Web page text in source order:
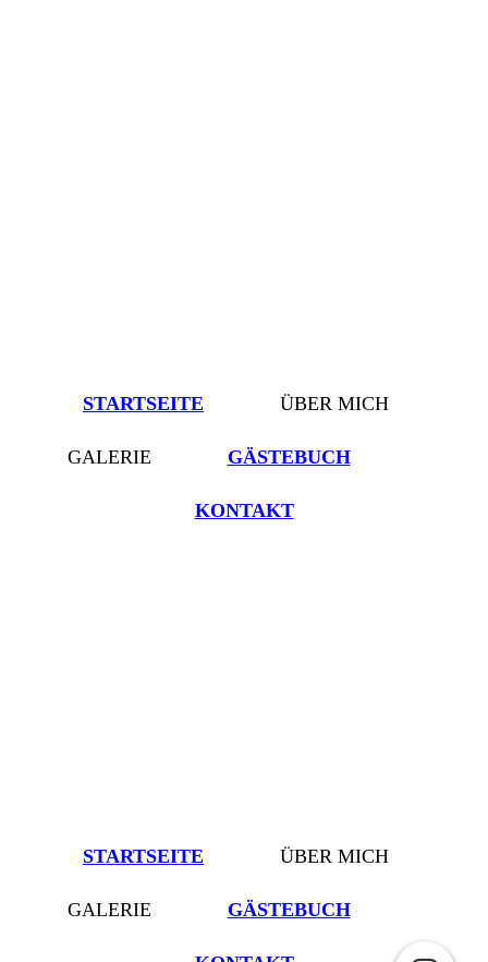
STARTSEITE ÜBER MICH
GALERIE GÄSTEBUCH
KONTAKT
STARTSEITE ÜBER MICH
GALERIE GÄSTEBUCH